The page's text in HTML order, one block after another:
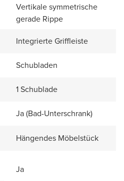
Vertikale symmetrische
gerade Rippe
Integrierte Griffleiste
Schubladen
1 Schublade
Ja (Bad-Unterschrank)
Hängendes Möbelstück
Ja